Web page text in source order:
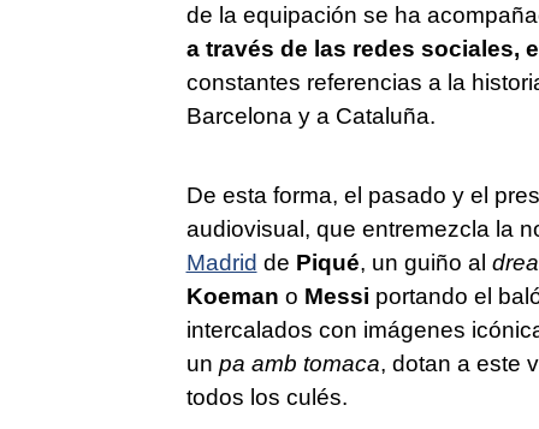
de la equipación se ha
a través de las redes sociales,
constantes referencias a la
Barcelona y a Cataluña.
De esta forma, el pasado y el
audiovisual, que entremezcla la
Madrid de Piqué, un guiño al
Koeman o Messi portando el
intercalados con imágenes
un pa amb tomaca, dotan a este
todos los culés.